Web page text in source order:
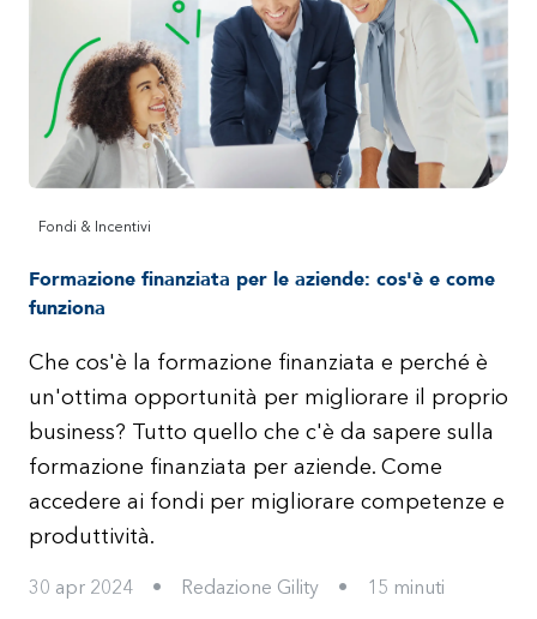
Fondi & Incentivi
Formazione finanziata per le aziende: cos'è e come
funziona
Che cos'è la formazione finanziata e perché è
un'ottima opportunità per migliorare il proprio
business? Tutto quello che c'è da sapere sulla
formazione finanziata per aziende. Come
accedere ai fondi per migliorare competenze e
produttività.
30 apr 2024 • Redazione Gility • 15 minuti